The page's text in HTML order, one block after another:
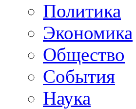
Политика
Экономика
Общество
События
Наука